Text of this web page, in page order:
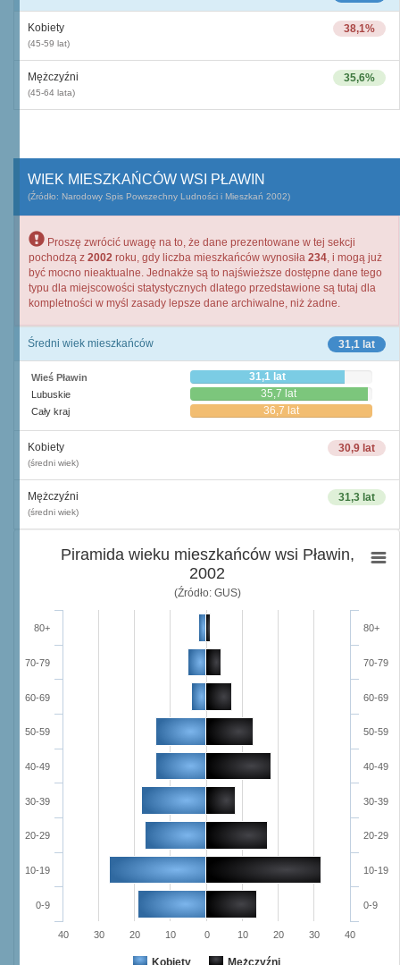
38,1%
Kobiety
(45-59 lat)
35,6%
Mężczyźni
(45-64 lata)
WIEK MIESZKAŃCÓW WSI PŁAWIN
(Źródło: Narodowy Spis Powszechny Ludności i Mieszkań 2002)
Proszę zwrócić uwagę na to, że dane prezentowane w tej sekcji
pochodzą z 2002 roku, gdy liczba mieszkańców wynosiła 234, i mogą już
być mocno nieaktualne. Jednakże są to najświeższe dostępne dane tego
typu dla miejscowości statystycznych dlatego przedstawione są tutaj dla
kompletności w myśl zasady lepsze dane archiwalne, niż żadne.
31,1 lat
Średni wiek mieszkańców
Wieś Pławin 31,1 lat
Lubuskie 35,7 lat
Cały kraj 36,7 lat
30,9 lat
Kobiety
(średni wiek)
31,3 lat
Mężczyźni
(średni wiek)
Piramida wieku mieszkańców wsi Pławin,
2002
(Źródło: GUS)
Kobiety Mężczyźni
0-9
10-19
20-29
30-39
40-49
50-59
60-69
70-79
80+
0-9
10-19
20-29
30-39
40-49
50-59
60-69
70-79
80+
40 30 20 10 0 10 20 30 40